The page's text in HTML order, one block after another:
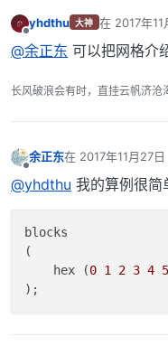
yhdthu 大神 在 2017年
最后由 编辑
@余正东 可以把网格介
长风破浪会有时，直挂云帆济沧
离线
余正东在 2017年11月27
最后由 编辑
@yhdthu 我的算例很简
blocks
(
    hex (
0 1 2 3 4 5